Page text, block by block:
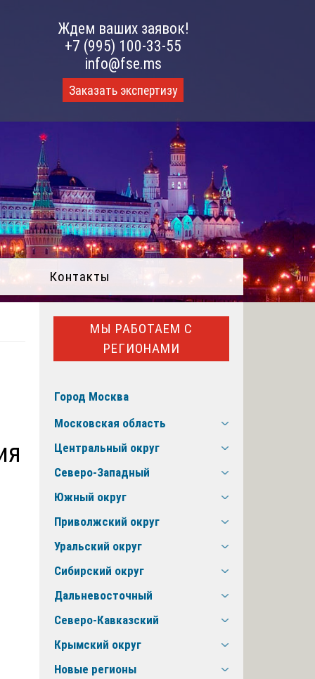
Ждем ваших заявок!
+7 (995) 100-33-55
info@fse.ms
Заказать экспертизу
Контакты
МЫ РАБОТАЕМ С
РЕГИОНАМИ
Город Москва
Московская область
Центральный округ
Северо-Западный
Южный округ
Приволжский округ
Уральский округ
Сибирский округ
Дальневосточный
Северо-Кавказский
Крымский округ
Новые регионы